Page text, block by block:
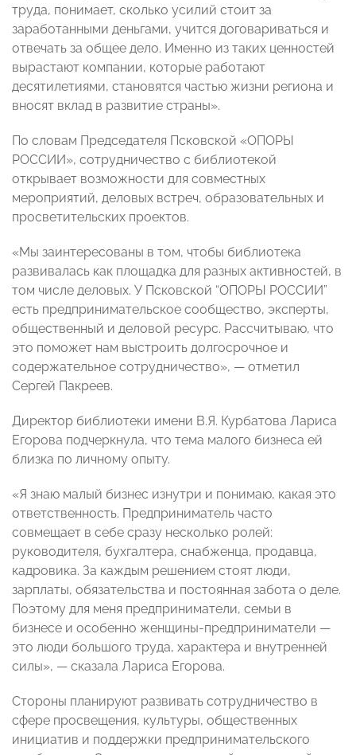
труда, понимает, сколько усилий стоит за
заработанными деньгами, учится договариваться и
отвечать за общее дело. Именно из таких ценностей
вырастают компании, которые работают
десятилетиями, становятся частью жизни региона и
вносят вклад в развитие страны».
По словам Председателя Псковской «ОПОРЫ
РОССИИ», сотрудничество с библиотекой
открывает возможности для совместных
мероприятий, деловых встреч, образовательных и
просветительских проектов.
«Мы заинтересованы в том, чтобы библиотека
развивалась как площадка для разных активностей, в
том числе деловых. У Псковской “ОПОРЫ РОССИИ”
есть предпринимательское сообщество, эксперты,
общественный и деловой ресурс. Рассчитываю, что
это поможет нам выстроить долгосрочное и
содержательное сотрудничество», — отметил
Сергей Пакреев.
Директор библиотеки имени В.Я. Курбатова Лариса
Егорова подчеркнула, что тема малого бизнеса ей
близка по личному опыту.
«Я знаю малый бизнес изнутри и понимаю, какая это
ответственность. Предприниматель часто
совмещает в себе сразу несколько ролей:
руководителя, бухгалтера, снабженца, продавца,
кадровика. За каждым решением стоят люди,
зарплаты, обязательства и постоянная забота о деле.
Поэтому для меня предприниматели, семьи в
бизнесе и особенно женщины-предприниматели —
это люди большого труда, характера и внутренней
силы», — сказала Лариса Егорова.
Стороны планируют развивать сотрудничество в
сфере просвещения, культуры, общественных
инициатив и поддержки предпринимательского